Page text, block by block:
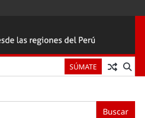
SÚMATE
Buscar